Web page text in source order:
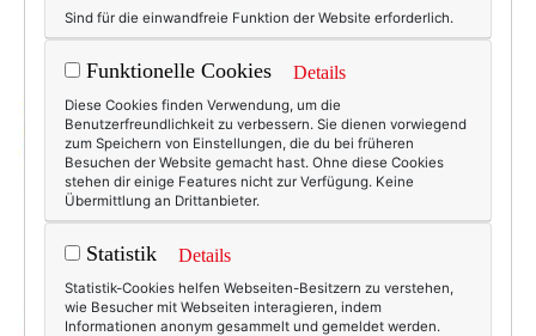
Sind für die einwandfreie Funktion der Website erforderlich.
Funktionelle Cookies Details
Diese Cookies finden Verwendung, um die
Benutzerfreundlichkeit zu verbessern. Sie dienen vorwiegend
zum Speichern von Einstellungen, die du bei früheren
Besuchen der Website gemacht hast. Ohne diese Cookies
stehen dir einige Features nicht zur Verfügung. Keine
Übermittlung an Drittanbieter.
Statistik Details
Statistik-Cookies helfen Webseiten-Besitzern zu verstehen,
wie Besucher mit Webseiten interagieren, indem
Informationen anonym gesammelt und gemeldet werden.